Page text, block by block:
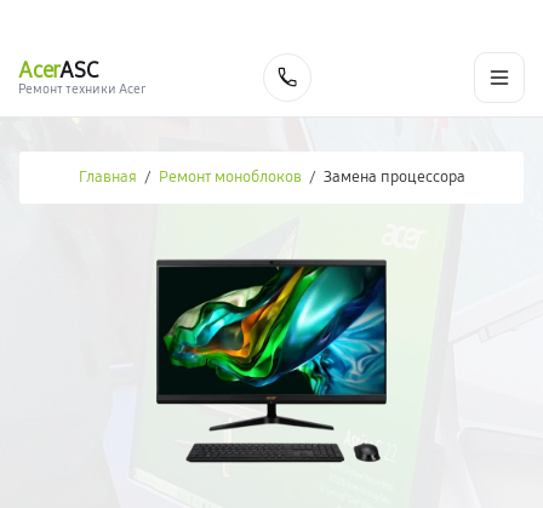
AcerASC
Ремонт техники Acer
Главная / Ремонт моноблоков / Замена процессора